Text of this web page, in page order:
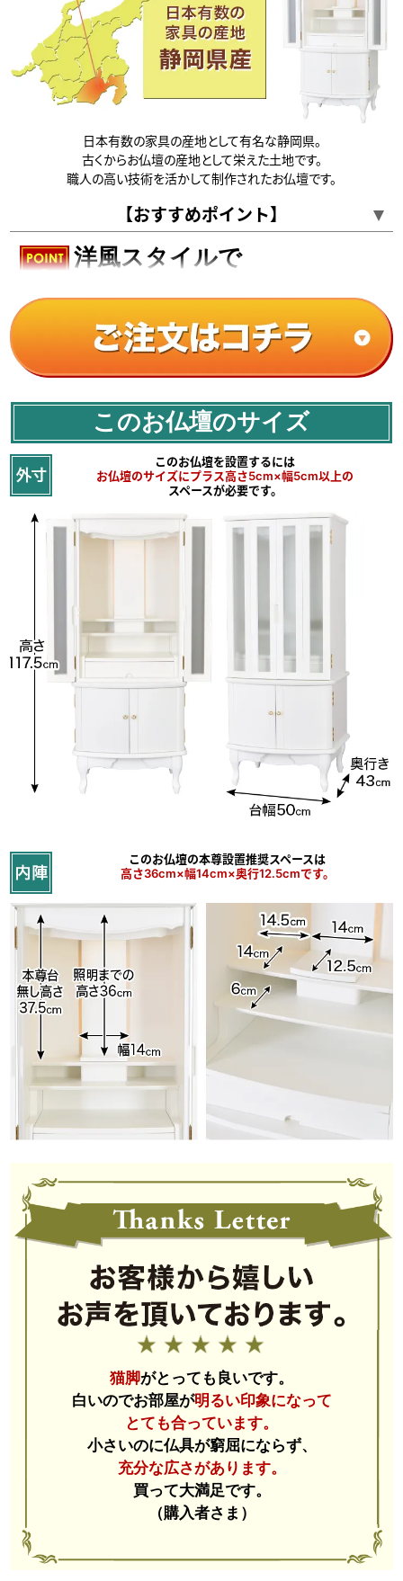
日本有数の家具の産地として有名な静岡県。
古くからお仏壇の産地として栄えた土地です。
職人の高い技術を活かして制作されたお仏壇です。
【おすすめポイント】
洋風スタイルで
モダンなフォルムと
可愛らしい色合い
洗練されたフォルムデザインと
特徴的な可愛い猫脚がアクセントになった
オシャレなお仏壇がお部屋を彩ります。
高さ117.5cmと低めに設定されていますので、
正座など座った時に、
ご本尊様の位置が目線の高さに来るように
デザインしており使い勝手が良いです。
西洋のお洒落を感じる
こだわりのディテール
丸みを持たせることで
お仏壇全体を優しい雰囲気にしてくれます。
背板にもうっすら光り輝くLEDライトを完備。
中がうっすらと見えるミストガラスを採用しています。
ミストガラス扉
このお仏壇のサイズ
このお仏壇を設置するには
お仏壇のサイズにプラス高さ5cm×幅5cm以上の
スペースが必要です。
このお仏壇の本尊設置推奨スペースは
高さ36cm×幅14cm×奥行12.5cmです。
猫脚がとっても良いです。
白いのでお部屋が明るい印象になって
とても合っています。
小さいのに仏具が窮屈にならず、
充分な広さがあります。
買って大満足です。
（購入者さま）